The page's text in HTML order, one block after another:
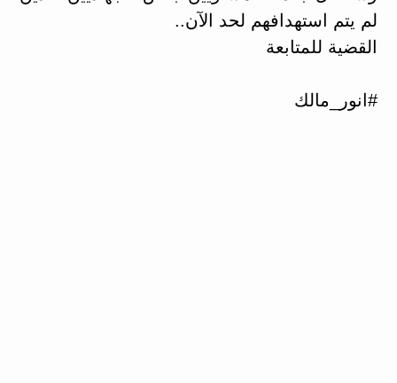
لم يتم استهدافهم لحد الآن..
القضية للمتابعة
‎#انور_مالك